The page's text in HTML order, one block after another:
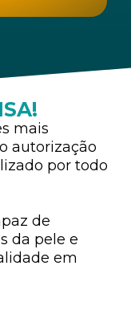
mais
autorização
por todo
de
da pele e
em